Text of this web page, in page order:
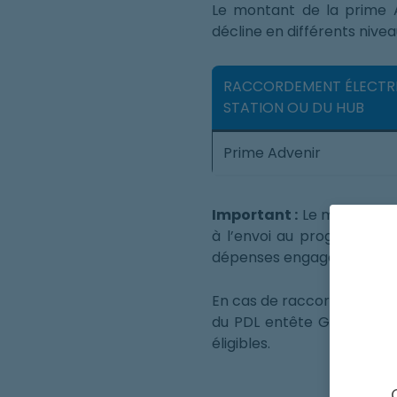
Le montant de la prime
décline en différents
RACCORDEMENT
STATION OU DU HUB
Prime Advenir
Important : Le montant
à l’envoi au programme
dépenses engagées par le
En cas de raccordement
du PDL entête GRD d’une
éligibles.